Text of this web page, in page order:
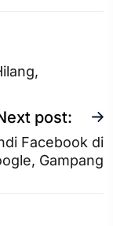
post:
Facebook di
Gampang